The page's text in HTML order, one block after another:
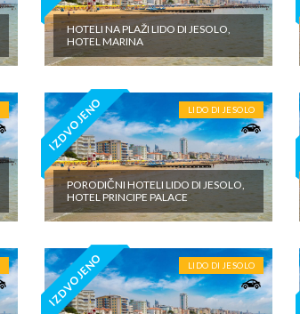
HOTELI NA PLAŽI LIDO DI JESOLO,
HOTEL MARINA
IZDVOJENO LIDO DI JESOLO
PORODIČNI HOTELI LIDO DI JESOLO,
HOTEL PRINCIPE PALACE
IZDVOJENO LIDO DI JESOLO